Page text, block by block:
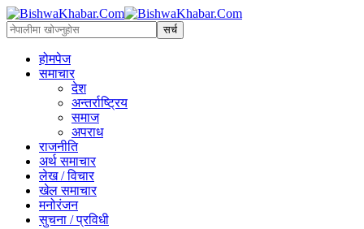
होमपेज
समाचार
देश
अन्तर्राष्ट्रिय
समाज
अपराध
राजनीति
अर्थ समाचार
लेख / विचार
खेल समाचार
मनोरंजन
सुचना / प्रविधी